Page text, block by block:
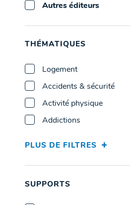
Autres éditeurs
THÉMATIQUES
Logement
Accidents & sécurité
Activité physique
Addictions
PLUS DE FILTRES
SUPPORTS